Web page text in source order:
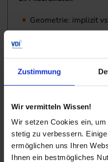
Zustimmung
Wir vermitteln Wissen!
Wir setzen Cookies ein,
stetig zu verbessern.
ermöglichen uns Ihren
Ihnen ein bestmögliches
Geometrie: implizit
Positionierung:
Transformation und
Proprietäre vs.
Schnellkurs ISO
Classes (IFC)